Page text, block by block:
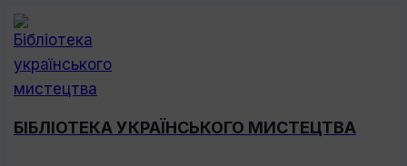
Перейти
до
вмісту
БІБЛІОТЕКА УКРАЇНСЬКОГО МИСТЕЦТВА